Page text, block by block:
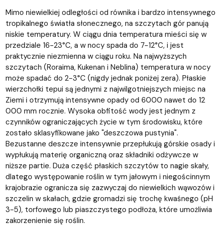
Mimo niewielkiej odległości od równika i bardzo intensywnego
tropikalnego światła słonecznego, na szczytach gór panują
niskie temperatury. W ciągu dnia temperatura mieści się w
przedziale 16-23°C, a w nocy spada do 7-12°C, i jest
praktycznie niezmienna w ciągu roku. Na najwyższych
szczytach (Roraima, Kukenan i Neblina) temperatura w nocy
może spadać do 2-3°C (nigdy jednak poniżej zera). Płaskie
wierzchołki tepui są jednymi z najwilgotniejszych miejsc na
Ziemi i otrzymują intensywne opady od 6000 nawet do 12
000 mm rocznie. Wysoka obfitość wody jest jednym z
czynników ograniczających życie w tym środowisku, które
zostało sklasyfikowane jako "deszczowa pustynia".
Bezustanne deszcze intensywnie przepłukują górskie osady i
wypłukują materię organiczną oraz składniki odżywcze w
niższe partie. Duża część płaskich szczytów to nagie skały,
dlatego występowanie roślin w tym jałowym i niegościnnym
krajobrazie ogranicza się zazwyczaj do niewielkich wąwozów i
szczelin w skałach, gdzie gromadzi się trochę kwaśnego (pH
3-5), torfowego lub piaszczystego podłoża, które umożliwia
zakorzenienie się roślin.